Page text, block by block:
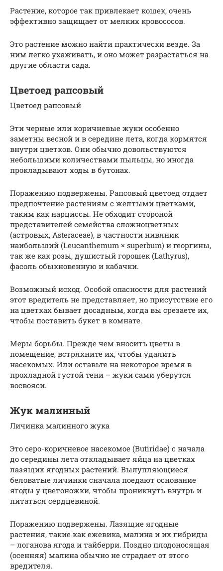
Растение, которое так привлекает кошек, очень
эффективно защищает от мелких кровососов.
Это растение можно найти практически везде. За
ним легко ухаживать, и оно может разрастаться на
другие области сада.
Цветоед рапсовый
Цветоед рапсовый
Эти черные или коричневые жуки особенно
заметны весной и в середине лета, когда кормятся
внутри цветков. Они обычно довольствуются
небольшими количествами пыльцы, но иногда
прокладывают ходы в бутонах.
Поражению подвержены. Рапсовый цветоед отдает
предпочтение растениям с желтыми цветками,
таким как нарциссы. Не обходит стороной
представителей семейства сложноцветных
(астровых, Asteraceae), в частности нивяник
наибольший (Leucanthemum × superbum) и георгины,
так же как розы, душистый горошек (Lathyrus),
фасоль обыкновенную и кабачки.
Возможный исход. Особой опасности для растений
этот вредитель не представляет, но присутствие его
на цветках бывает досадным, когда вы срезаете их,
чтобы поставить букет в комнате.
Меры борьбы. Прежде чем вносить цветы в
помещение, встряхните их, чтобы удалить
насекомых. Или оставьте на некоторое время в
прохладной густой тени – жуки сами уберутся
восвояси.
Жук малинный
Личинка малинного жука
Это серо-коричневое насекомое (Butiridae) с начала
до середины лета откладывает яйца на цветках
лазящих ягодных растений. Вылупляющиеся
беловатые личинки сначала поедают основание
ягоды у цветоножки, чтобы проникнуть внутрь и
питаться сердцевиной.
Поражению подвержены. Лазящие ягодные
растения, такие как ежевика, малина и их гибриды
– логанова ягода и тайберри. Поздно плодоносящая
(осенняя) малина обычно не страдает от этого
вредителя.